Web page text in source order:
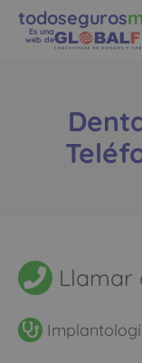
todoseguros
Es una
web de
Llamar